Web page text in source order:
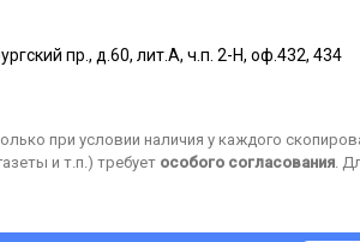
пр., д.60, лит.А, ч.п. 2-Н, оф.432, 434
при условии наличия у каждого
и т.п.) требует особого согласования.